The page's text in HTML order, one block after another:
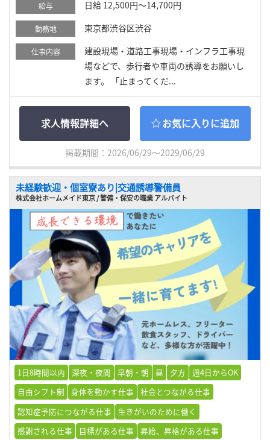
給与 日給 12,500円～14,700円
勤務地 東京都渋谷区渋谷
仕事内容
建設現場・道路工事現場・インフラ工事現
場などで、歩行者や車両の誘導をお願いし
ます。 「止まってくだ...
求人情報詳細へ お気に入りに追加
掲載期間：2026/06/29～2029/06/29
未経験歓迎・個室寮あり|交通誘導警備員
株式会社ホームメイド東京 / 警備・保安の職業 アルバイト
1日8時間以内 深夜・夜間 早朝・朝 昼 夕方
週4日からOK
自由シフト制
身体を動かす仕事
社会とつながる仕事
認知症予防につながる仕事
生きがいのために働く
感謝される仕事
目標がある仕事 昇給、昇格がある仕事